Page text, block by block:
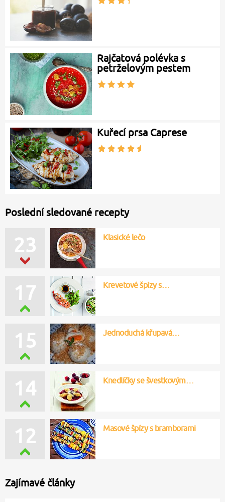
Rajčatová polévka s
petrželovým pestem
Kuřecí prsa Caprese
Poslední sledované recepty
23 Klasické lečo
17 Krevetové špízy s…
15 Jednoduchá křupavá…
12 Masové špízy s bramborami
14 Knedlíčky se švestkovým…
Zajímavé články